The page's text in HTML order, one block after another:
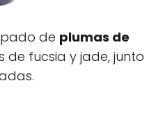
de plumas de
de fucsia y jade, junto